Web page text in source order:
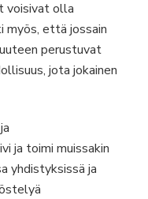
voisivat olla
myös, että jossain
perustuvat
jota jokainen
ja toimi muissakin
yhdistyksissä ja